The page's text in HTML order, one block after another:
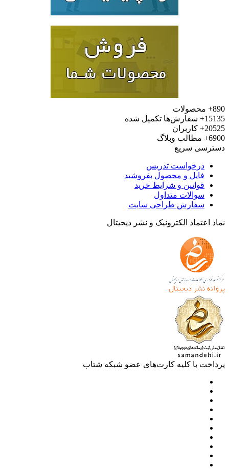
محصولات
سفارش‌ها تکمیل شده
کاربران
مطالب وبلاگ
سریع
درخواست تدریس
فایل و محصول بفروشید
قوانین و شرایط خرید
سوالات متداول
سفارش طراحی سایت
اعتماد الکترونیک و نشر دیجیتال
با کلیه کارت‌های عضو شبکه شتاب